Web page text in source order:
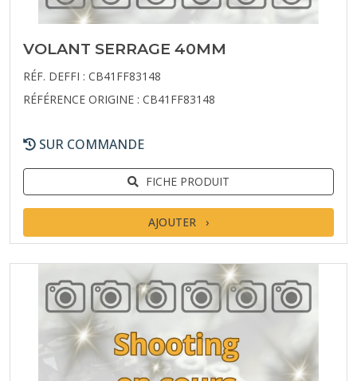
VOLANT SERRAGE 40MM
RÉF. DEFFI : CB41FF83148
RÉFÉRENCE ORIGINE : CB41FF83148
SUR COMMANDE
FICHE PRODUIT
AJOUTER